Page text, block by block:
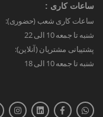
ساعات کاری :
ساعات کاری شعب (حضوری):
شنبه تا جمعه 10 الی 22
پشتیبانی مشتریان (آنلاین):
شنبه تا جمعه 10 الی 18